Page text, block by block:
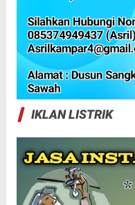
IKLAN LISTRIK